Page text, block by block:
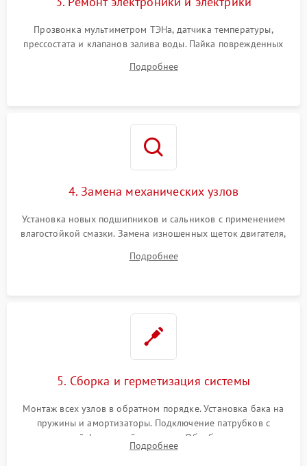
Прозвонка мультиметром ТЭНа, датчика температуры,
прессостата и клапанов залива воды. Пайка поврежденных
Восстановление целостности проводки и контактов.
Подробнее
4. Замена механических узлов
Установка новых подшипников и сальников с применением
влагостойкой смазки. Замена изношенных щеток двигателя,
или поврежденной резиновой манжеты.
Подробнее
5. Сборка и герметизация системы
Монтаж всех узлов в обратном порядке. Установка бака на
пружины и амортизаторы. Подключение патрубков с
надежной фиксацией хомутами. Обработка стыков
герметиком для предотвращения возможных протечек воды.
Подробнее